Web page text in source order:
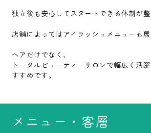
独立後も安心してスタートできる体制が整
店舗によってはアイラッシュメニューも展
ヘアだけでなく、
トータルビューティーサロンで幅広く活
すすめです。
メニュー・客層